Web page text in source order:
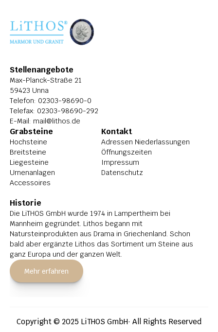
Stellenangebote
Max-Planck-Straße 21
59423 Unna
Telefon: 02303-98690-0
Telefax: 02303-98690-292
E-Mail: mail@lithos.de
Grabsteine
Hochsteine
Breitsteine
Liegesteine
Urnenanlagen
Accessoires
Kontakt
Adressen Niederlassungen
Öffnungszeiten
Impressum
Datenschutz
Historie
Die LiTHOS GmbH wurde 1974 in Lampertheim bei
Mannheim gegründet. Lithos begann mit
Natursteinprodukten aus Drama in Griechenland. Schon
bald aber ergänzte Lithos das Sortiment um Steine aus
ganz Europa und der ganzen Welt.
Mehr erfahren
Copyright © 2025 LiTHOS GmbH· All Rights Reserved